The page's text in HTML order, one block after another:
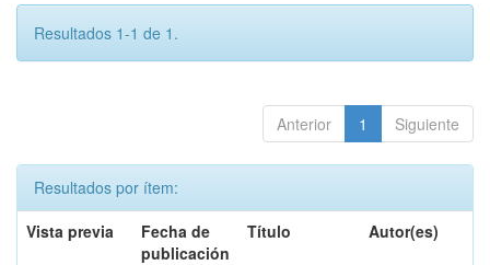
Resultados 1-1 de 1.
Anterior 1 Siguiente
Resultados por ítem:
Vista previa
Fecha de
publicación
Título Autor(es)